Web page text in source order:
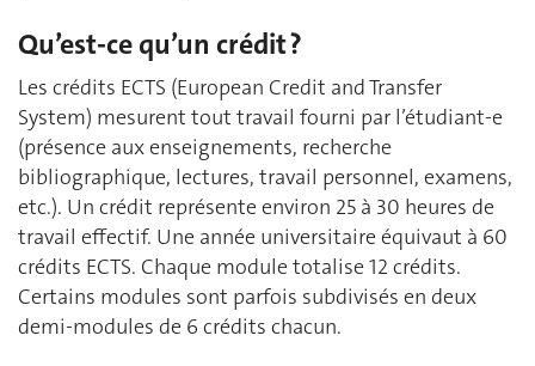
Qu’est-ce qu’un crédit ?
Les crédits ECTS (European Credit and Transfer
System) mesurent tout travail fourni par l’étudiant-e
(présence aux enseignements, recherche
bibliographique, lectures, travail personnel, examens,
etc.). Un crédit représente environ 25 à 30 heures de
travail effectif. Une année universitaire équivaut à 60
crédits ECTS. Chaque module totalise 12 crédits.
Certains modules sont parfois subdivisés en deux
demi-modules de 6 crédits chacun.